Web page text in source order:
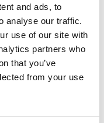
and ads, to
analyse our traffic.
use of our site with
partners who
that you’ve
from your use
的泰国菜和新鲜的海
纪念品和精美的手工艺
旅程的舒适。从这里
精神和迷人的景点。这
近。